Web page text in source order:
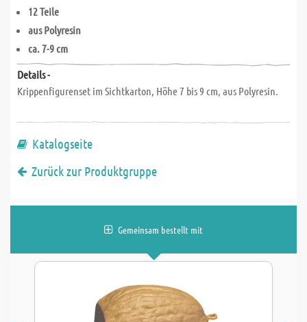
12 Teile
aus Polyresin
ca. 7-9 cm
Details -
Krippenfigurenset im Sichtkarton, Höhe 7 bis 9 cm, aus Polyresin.
Katalogseite
Zurück zur Produktgruppe
Gemeinsam bestellt mit